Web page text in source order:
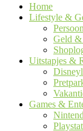
Home
Lifestyle &
Geld
Uitstapjes &
Games &